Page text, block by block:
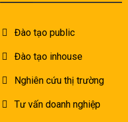
Đào tạo public
Đào tạo inhouse
Nghiên cứu thị trường
Tư vấn doanh nghiệp